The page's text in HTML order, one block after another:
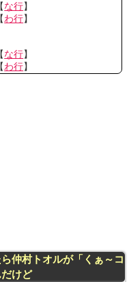
な行】
わ行】
な行】
わ行】
仲村トオルが「くぁ～コ
けど